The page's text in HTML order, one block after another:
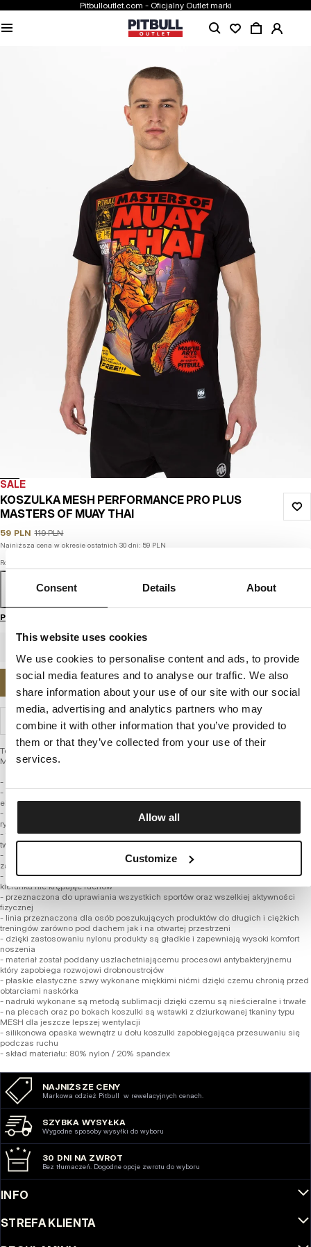
Consent Details About
This website uses cookies
We use cookies to personalise content and ads, to provide
social media features and to analyse our traffic. We also
share information about your use of our site with our social
media, advertising and analytics partners who may
combine it with other information that you’ve provided to
them or that they’ve collected from your use of their
services.
Allow all
Customize
Pitbulloutlet.com - Oficjalny Outlet marki
SALE
KOSZULKA MESH PERFORMANCE PRO PLUS
MASTERS OF MUAY THAI
59 PLN 119 PLN
Najniższa cena w okresie ostatnich 30 dni: 59 PLN
Rozmiar
M XXL
Przewodnik po rozmiarach
POWIADOM MNIE O DOSTĘPNOŚCI
WYSYŁKA I ZWROTY
Techniczna męska koszulka sportowa – Mesh Performance Pro plus Masters Of
Muay Thai
- wygodny luźniejszy fason
- wykonana z najwyższej jakości włókien poliamidowych z dodatkiem
elastycznej przędzy
- znacznie szlachetniejsza mieszanka tkaniny niż powszechnie występujące na
rynku
- termo aktywna i oddychająca dzięki czemu doskonale odprowadza ciepło z
twojej skóry, powodując uczucie przyjemnego chłodu
- szybkoschnący materiał pomaga utrzymać higienę i nie powoduję przykrego
zapachu
- tkanina z systemem 4-way stretch dzięki czemu rozciąga się w każdym
kierunku nie krępując ruchów
- przeznaczona do uprawiania wszystkich sportów oraz wszelkiej aktywności
fizycznej
- linia przeznaczona dla osób poszukujących produktów do długich i ciężkich
treningów zarówno pod dachem jak i na otwartej przestrzeni
- dzięki zastosowaniu nylonu produkty są gładkie i zapewniają wysoki komfort
noszenia
- materiał został poddany uszlachetniającemu procesowi antybakteryjnemu
który zapobiega rozwojowi drobnoustrojów
- płaskie elastyczne szwy wykonane miękkimi nićmi dzięki czemu chronią przed
obtarciami naskórka
- nadruki wykonane są metodą sublimacji dzięki czemu są nieścieralne i trwałe
- na plecach oraz po bokach koszulki są wstawki z dziurkowanej tkaniny typu
MESH dla jeszcze lepszej wentylacji
- silikonowa opaska wewnątrz u dołu koszulki zapobiegająca przesuwaniu się
podczas ruchu
- skład materiału: 80% nylon / 20% spandex
NAJNIŻSZE CENY
Markowa odzież Pitbull w rewelacyjnych cenach.
SZYBKA WYSYŁKA
Wygodne sposoby wysyłki do wyboru
30 DNI NA ZWROT
Bez tłumaczeń. Dogodne opcje zwrotu do wyboru
INFO
STREFA KLIENTA